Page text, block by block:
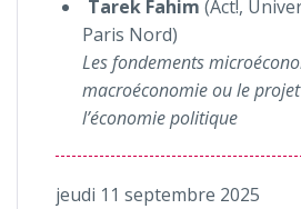
Tarek Fahim(Act!,
Paris Nord)
Les fondements
macroéconomie ou le
l’économie politique
jeudi 11 septembre 2025